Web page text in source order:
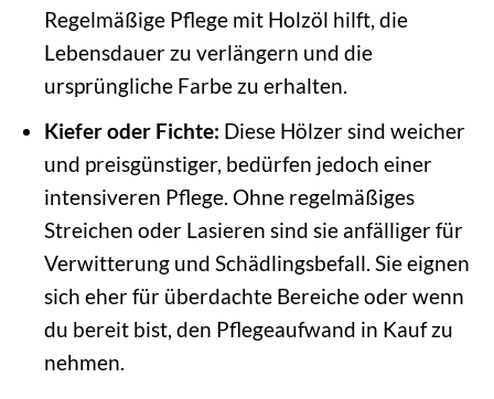
Regelmäßige Pflege mit Holzöl hilft, die
Lebensdauer zu verlängern und die
ursprüngliche Farbe zu erhalten.
Kiefer oder Fichte: Diese Hölzer sind weicher
und preisgünstiger, bedürfen jedoch einer
intensiveren Pflege. Ohne regelmäßiges
Streichen oder Lasieren sind sie anfälliger für
Verwitterung und Schädlingsbefall. Sie eignen
sich eher für überdachte Bereiche oder wenn
du bereit bist, den Pflegeaufwand in Kauf zu
nehmen.